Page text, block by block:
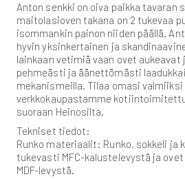
Anton senkki on oiva paikka tavaran
maitolasioven takana on 2 tukevaa
isommankin painon niiden päällä.
hyvin yksinkertainen ja
lainkaan vetimiä vaan ovet aukeavat
pehmeästi ja äänettömästi
mekanismeilla. Tilaa omasi
verkkokaupastamme
suoraan Heinosilta.
Tekniset tiedot:
Runko materiaalit: Runko, sokkeli ja
tukevasti MFC-kalustelevystä ja
MDF-levystä.